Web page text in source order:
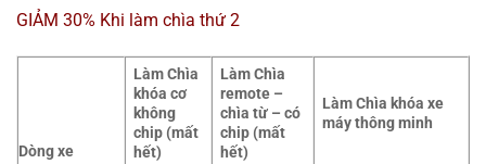
GIẢM 30% Khi làm chìa thứ 2
Dòng xe
Làm Chìa
khóa cơ
không
chip (mất
hết)
Làm Chìa
remote –
chìa từ – có
chip (mất
hết)
Làm Chìa khóa xe
máy thông minh